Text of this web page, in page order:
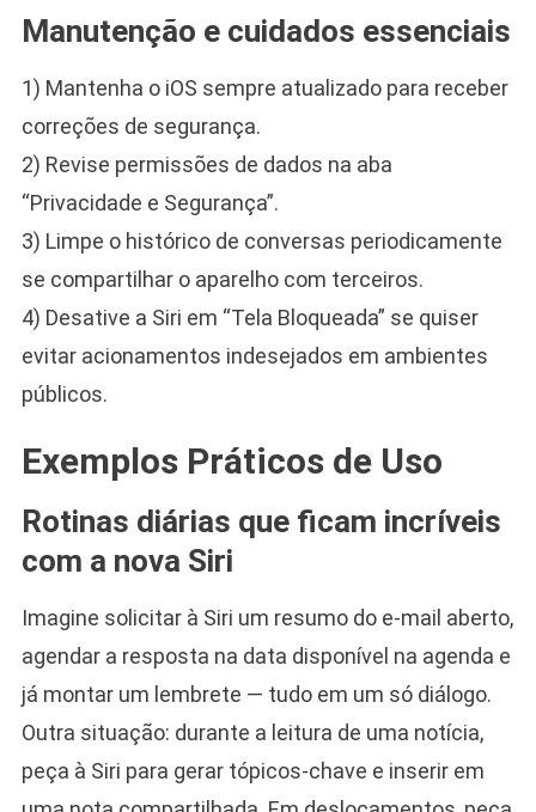
Manutenção e cuidados essenciais
1) Mantenha o iOS sempre atualizado para receber
correções de segurança.
2) Revise permissões de dados na aba
“Privacidade e Segurança”.
3) Limpe o histórico de conversas periodicamente
se compartilhar o aparelho com terceiros.
4) Desative a Siri em “Tela Bloqueada” se quiser
evitar acionamentos indesejados em ambientes
públicos.
Exemplos Práticos de Uso
Rotinas diárias que ficam incríveis
com a nova Siri
Imagine solicitar à Siri um resumo do e-mail aberto,
agendar a resposta na data disponível na agenda e
já montar um lembrete — tudo em um só diálogo.
Outra situação: durante a leitura de uma notícia,
peça à Siri para gerar tópicos-chave e inserir em